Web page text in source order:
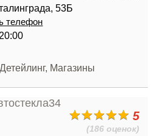
53Б
телефон
Магазины
5
(186 оценок)